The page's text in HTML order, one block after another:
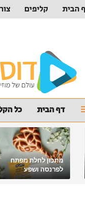
הבית קליפים
דף הבית כל
מתכון לחלת מפתח
לפרנסה ושפע